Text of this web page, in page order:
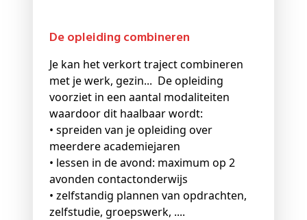
De opleiding combineren
Je kan het verkort traject combineren
met je werk, gezin... De opleiding
voorziet in een aantal modaliteiten
waardoor dit haalbaar wordt:
• spreiden van je opleiding over
meerdere academiejaren
• lessen in de avond: maximum op 2
avonden contactonderwijs
• zelfstandig plannen van opdrachten,
zelfstudie, groepswerk, ....